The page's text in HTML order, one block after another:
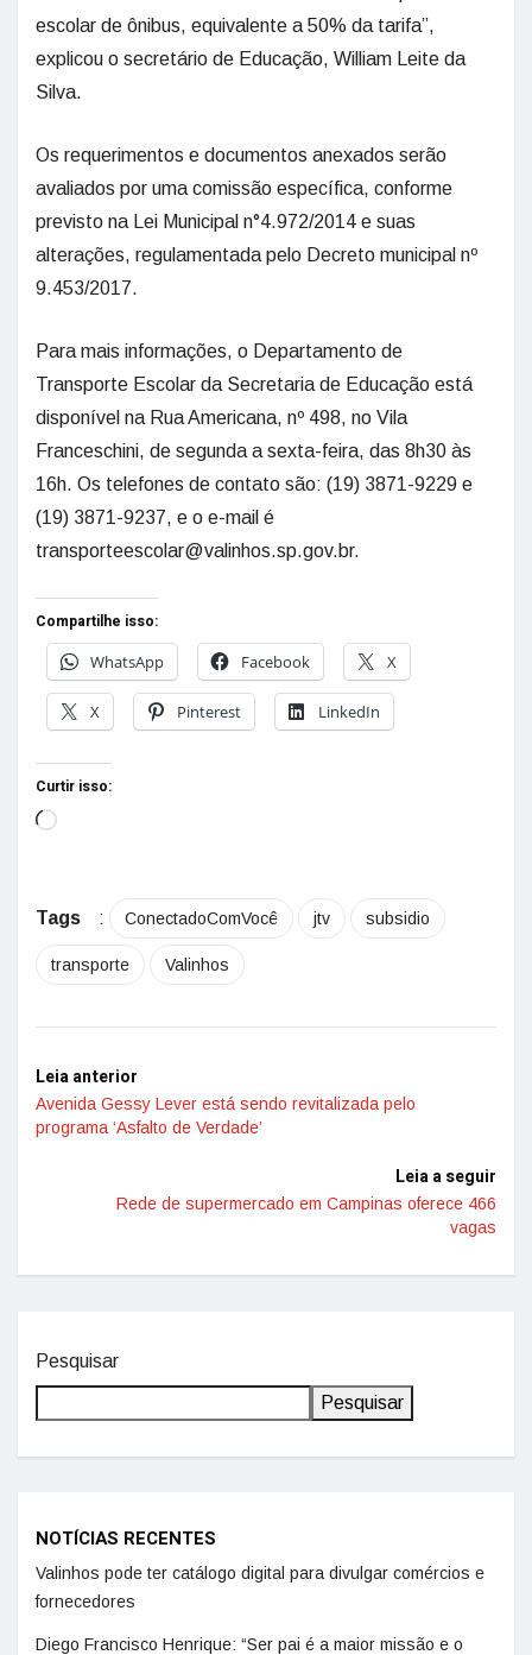
escolar de ônibus, equivalente a 50% da tarifa”,
explicou o secretário de Educação, William Leite da
Silva.
Os requerimentos e documentos anexados serão
avaliados por uma comissão específica, conforme
previsto na Lei Municipal n°4.972/2014 e suas
alterações, regulamentada pelo Decreto municipal nº
9.453/2017.
Para mais informações, o Departamento de
Transporte Escolar da Secretaria de Educação está
disponível na Rua Americana, nº 498, no Vila
Franceschini, de segunda a sexta-feira, das 8h30 às
16h. Os telefones de contato são: (19) 3871-9229 e
(19) 3871-9237, e o e-mail é
transporteescolar@valinhos.sp.gov.br.
Compartilhe isso:
WhatsApp
Facebook X
X Pinterest LinkedIn
Curtir isso:
Tags : ConectadoComVocê jtv subsidio
transporte Valinhos
Leia anterior
Avenida Gessy Lever está sendo revitalizada pelo
programa ‘Asfalto de Verdade’
Leia a seguir
Rede de supermercado em Campinas oferece 466
vagas
Pesquisar
Pesquisar
NOTÍCIAS RECENTES
Valinhos pode ter catálogo digital para divulgar comércios e
fornecedores
Diego Francisco Henrique: “Ser pai é a maior missão e o